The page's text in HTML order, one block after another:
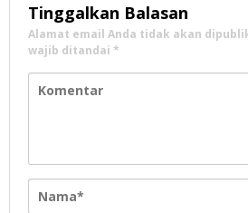
Tinggalkan Balasan
Alamat email Anda tidak akan
wajib ditandai *